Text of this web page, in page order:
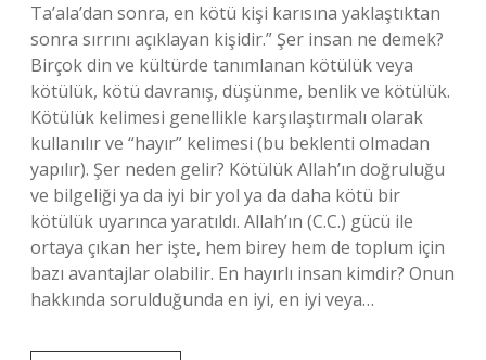
Ta’ala’dan sonra, en kötü kişi karısına yaklaştıktan
sonra sırrını açıklayan kişidir.” Şer insan ne demek?
Birçok din ve kültürde tanımlanan kötülük veya
kötülük, kötü davranış, düşünme, benlik ve kötülük.
Kötülük kelimesi genellikle karşılaştırmalı olarak
kullanılır ve “hayır” kelimesi (bu beklenti olmadan
yapılır). Şer neden gelir? Kötülük Allah’ın doğruluğu
ve bilgeliği ya da iyi bir yol ya da daha kötü bir
kötülük uyarınca yaratıldı. Allah’ın (C.C.) gücü ile
ortaya çıkan her işte, hem birey hem de toplum için
bazı avantajlar olabilir. En hayırlı insan kimdir? Onun
hakkında sorulduğunda en iyi, en iyi veya…